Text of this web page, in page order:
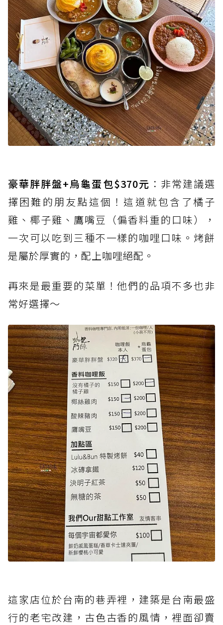
豪華胖胖盤+烏龜蛋包$370元 ：非常建議選
擇困難的朋友點這個！這道就包含了橘子
雞、椰子雞、鷹嘴豆（偏香料重的口味），
一次可以吃到三種不一樣的咖哩口味。烤餅
是屬於厚實的，配上咖哩絕配。
再來是最重要的菜單！他們的品項不多也非
常好選擇～
這家店位於台南的巷弄裡，建築是台南最盛
行的老宅改建，古色古香的風情，裡面卻賣